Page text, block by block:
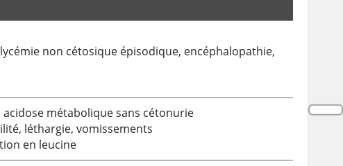
non cétosique épisodique, encéphalopathie,
acidose métabolique sans cétonurie
léthargie, vomissements
en leucine